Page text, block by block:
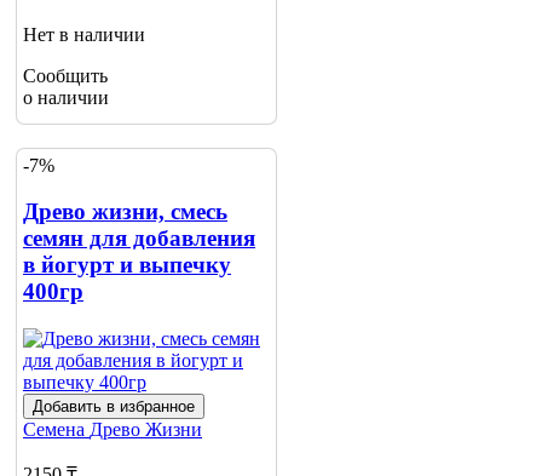
Нет в наличии
Сообщить
о наличии
-7%
Древо жизни, смесь
семян для добавления
в йогурт и выпечку
400гр
Добавить в избранное
Семена Древо Жизни